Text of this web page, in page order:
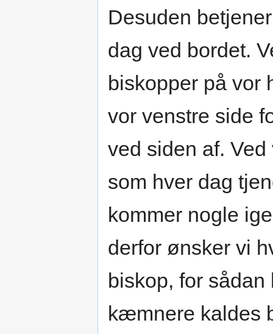
Desuden
dag ved bordet.
biskopper på vor
vor venstre side
ved siden af.
som hver dag
kommer nogle
derfor ønsker vi
biskop, for
kæmnere kaldes